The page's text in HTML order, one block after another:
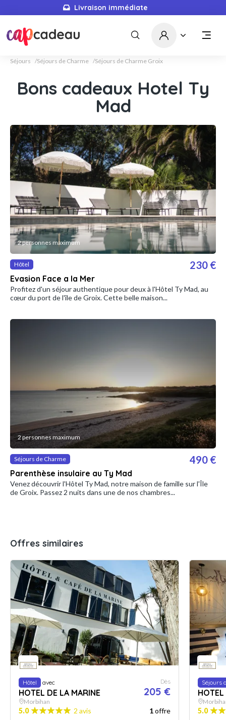
Livraison immédiate
Séjours Séjours de Charme Séjours de Charme Groix
Bons cadeaux Hotel Ty
Mad
2 personnes maximum
Hôtel
Evasion Face a la Mer
230 €
Profitez d'un séjour authentique pour deux à l'Hôtel Ty Mad, au
cœur du port de l'île de Groix. Cette belle maison...
2 personnes maximum
Séjours de Charme
Parenthèse insulaire au Ty Mad
490 €
Venez découvrir l'Hôtel Ty Mad, notre maison de famille sur l'Île
de Groix. Passez 2 nuits dans une de nos chambres...
Offres similaires
Hôtel avec
HOTEL DE LA MARINE
Dès
205 €
Morbihan
5.0 2 avis 1offre
Séjours
HOTEL
5.0